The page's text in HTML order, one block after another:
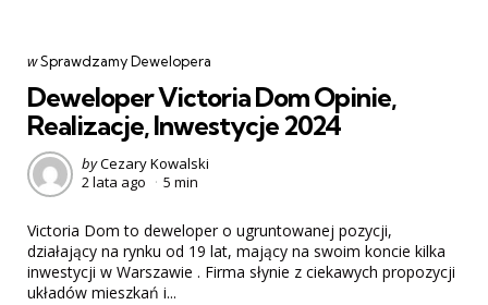
Categories
post
wSprawdzamy Dewelopera
Deweloper Victoria Dom Opinie,
Realizacje, Inwestycje 2024
Posted
by
byCezary Kowalski
2 lata ago
5 min
Victoria Dom to deweloper o ugruntowanej pozycji,
działający na rynku od 19 lat, mający na swoim koncie kilka
inwestycji w Warszawie . Firma słynie z ciekawych propozycji
układów mieszkań i...